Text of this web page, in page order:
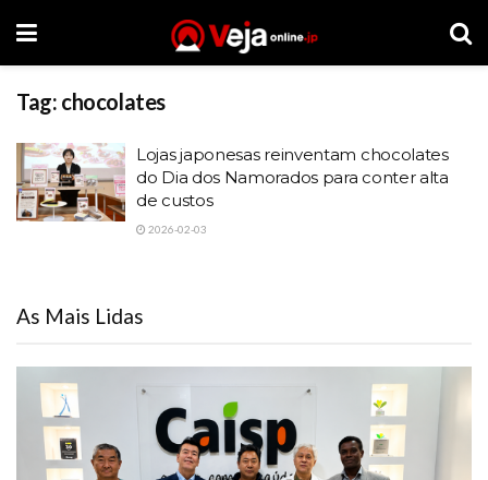
Tag: chocolates
Lojas japonesas reinventam chocolates
do Dia dos Namorados para conter alta
de custos
2026-02-03
As Mais Lidas